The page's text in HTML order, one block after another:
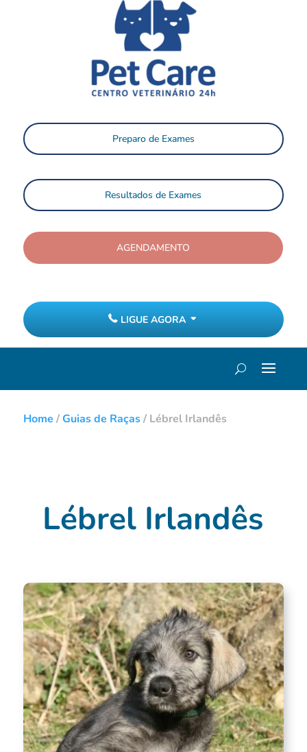
Preparo de Exames
Resultados de Exames
AGENDAMENTO
LIGUE AGORA
Home /Guias de Raças/ Lébrel Irlandês
Lébrel Irlandês